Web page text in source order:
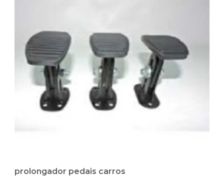
prolongador pedais carros